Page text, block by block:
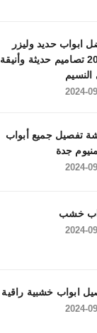
ابواب حديد وليزر
2024 تصاميم حديثة وأنيقة
2024-
تفصيل جميع أبواب
جدة
2024-
خشب
2024-
ابواب خشبية راقية
2024-